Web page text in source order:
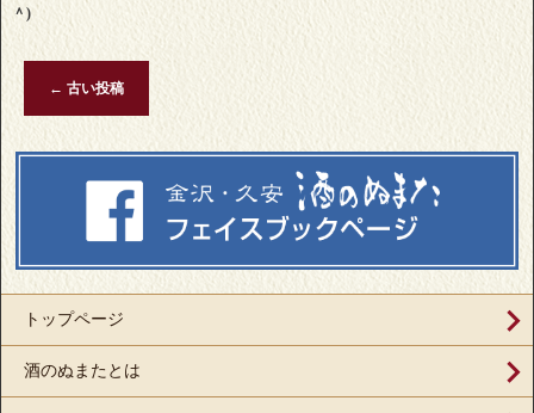
＾)
← 古い投稿
トップページ
酒のぬまたとは